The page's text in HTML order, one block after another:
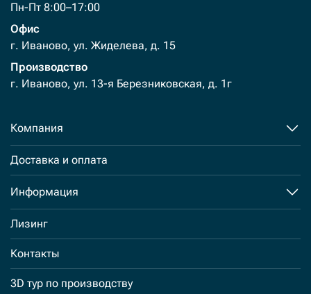
Пн-Пт 8:00–17:00
Офис
г. Иваново, ул. Жиделева, д. 15
Производство
г. Иваново, ул. 13-я Березниковская, д. 1г
Компания
Доставка и оплата
Информация
Лизинг
Контакты
3D тур по производству